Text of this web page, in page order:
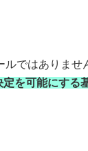
ではありませ
を可能にする